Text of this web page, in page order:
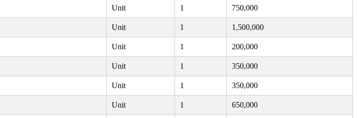
Unit 1 750,000
Unit 1 1,500,000
Unit 1 200,000
Unit 1 350,000
Unit 1 350,000
Unit 1 650,000